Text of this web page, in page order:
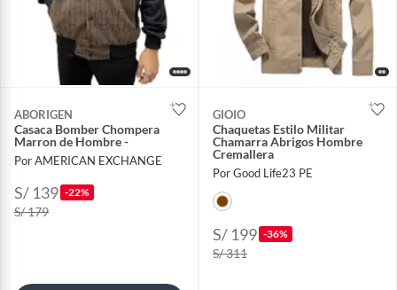
ABORIGEN
Casaca Bomber Chompera
Marron de Hombre -
Por AMERICAN EXCHANGE
S/ 139 -22%
S/ 179
GIOIO
Chaquetas Estilo Militar
Chamarra Abrigos Hombre
Cremallera
Por Good Life23 PE
S/ 199 -36%
S/ 311